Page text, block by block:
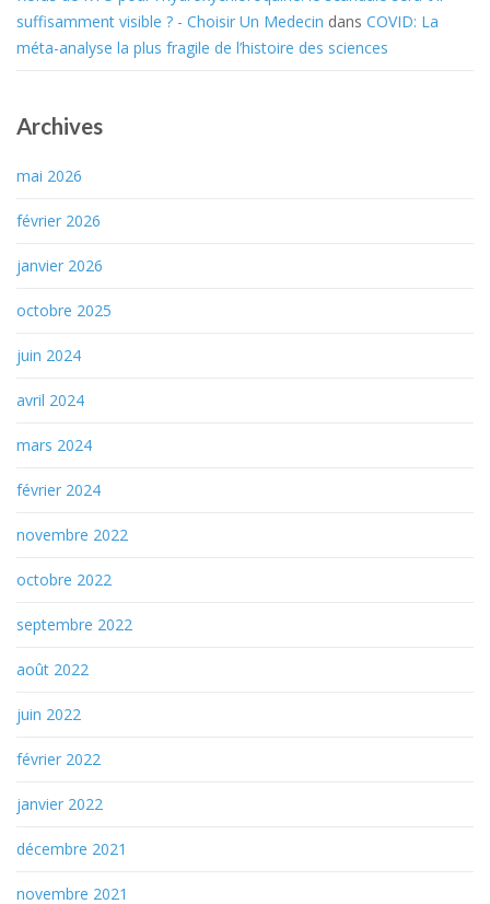
suffisamment visible ? - Choisir Un Medecin dans COVID: La
méta-analyse la plus fragile de l’histoire des sciences
Archives
mai 2026
février 2026
janvier 2026
octobre 2025
juin 2024
avril 2024
mars 2024
février 2024
novembre 2022
octobre 2022
septembre 2022
août 2022
juin 2022
février 2022
janvier 2022
décembre 2021
novembre 2021